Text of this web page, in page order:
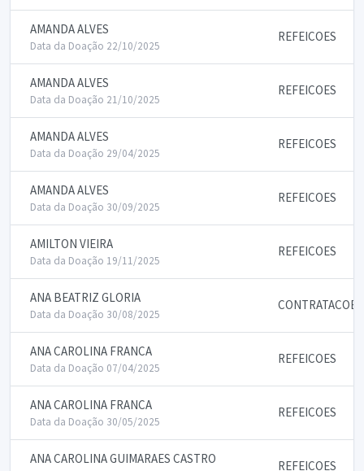
AMANDA ALVES
Data da Doação 22/10/2025
REFEICOES
AMANDA ALVES
Data da Doação 21/10/2025
REFEICOES
AMANDA ALVES
Data da Doação 29/04/2025
REFEICOES
AMANDA ALVES
Data da Doação 30/09/2025
REFEICOES
AMILTON VIEIRA
Data da Doação 19/11/2025
REFEICOES
ANA BEATRIZ GLORIA
Data da Doação 30/08/2025
ANA CAROLINA FRANCA
Data da Doação 07/04/2025
REFEICOES
ANA CAROLINA FRANCA
Data da Doação 30/05/2025
REFEICOES
ANA CAROLINA GUIMARAES CASTRO REFEICOES